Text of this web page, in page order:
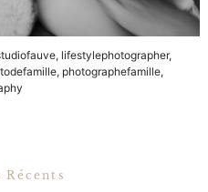
, lifestylephotographer,
, photographefamille,